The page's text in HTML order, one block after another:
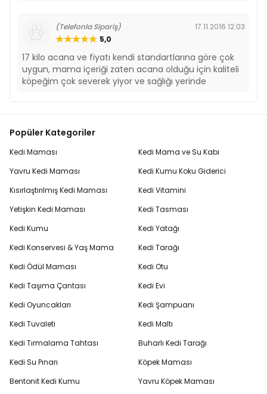
(Telefonla Sipariş)
17.11.2016 12:03
5,0
17 kilo acana ve fiyatı kendi standartlarına göre çok
uygun, mama içeriği zaten acana olduğu için kaliteli
köpeğim çok severek yiyor ve sağlığı yerinde
Popüler Kategoriler
Kedi Maması
Yavru Kedi Maması
Kısırlaştırılmış Kedi Maması
Yetişkin Kedi Maması
Kedi Kumu
Kedi Konservesi & Yaş Mama
Kedi Ödül Maması
Kedi Taşıma Çantası
Kedi Oyuncakları
Kedi Tuvaleti
Kedi Tırmalama Tahtası
Kedi Su Pınarı
Bentonit Kedi Kumu
Kedi Mama ve Su Kabı
Kedi Kumu Koku Giderici
Kedi Vitamini
Kedi Tasması
Kedi Yatağı
Kedi Tarağı
Kedi Otu
Kedi Evi
Kedi Şampuanı
Kedi Maltı
Buharlı Kedi Tarağı
Köpek Maması
Yavru Köpek Maması